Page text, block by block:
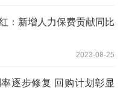
：新增人力保费贡献同比
2023-08-25
逐步修复 回购计划彰显